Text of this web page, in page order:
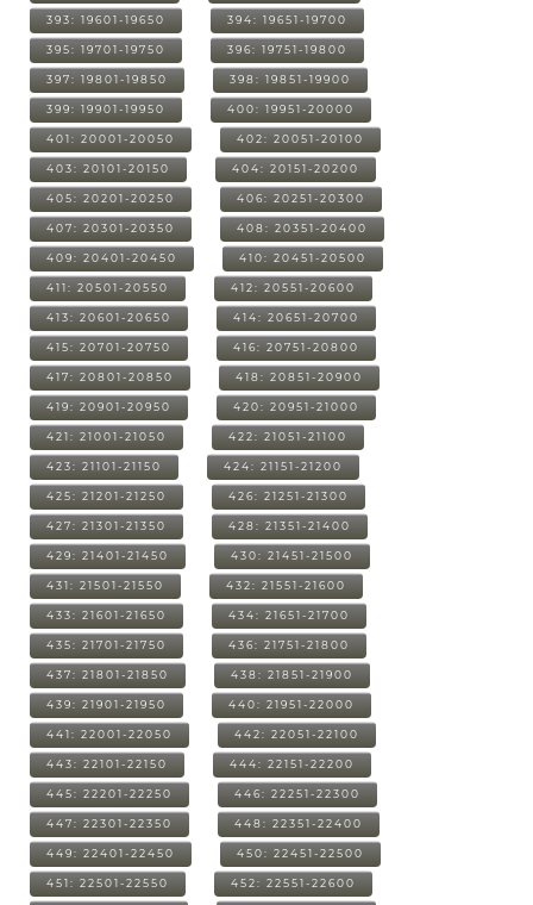
393: 19601-19650 394: 19651-19700
395: 19701-19750 396: 19751-19800
397: 19801-19850 398: 19851-19900
399: 19901-19950 400: 19951-20000
401: 20001-20050 402: 20051-20100
403: 20101-20150 404: 20151-20200
405: 20201-20250 406: 20251-20300
407: 20301-20350 408: 20351-20400
409: 20401-20450 410: 20451-20500
411: 20501-20550 412: 20551-20600
413: 20601-20650 414: 20651-20700
415: 20701-20750 416: 20751-20800
417: 20801-20850 418: 20851-20900
419: 20901-20950 420: 20951-21000
421: 21001-21050 422: 21051-21100
423: 21101-21150 424: 21151-21200
425: 21201-21250 426: 21251-21300
427: 21301-21350 428: 21351-21400
429: 21401-21450 430: 21451-21500
431: 21501-21550 432: 21551-21600
433: 21601-21650 434: 21651-21700
435: 21701-21750 436: 21751-21800
437: 21801-21850 438: 21851-21900
439: 21901-21950 440: 21951-22000
441: 22001-22050 442: 22051-22100
443: 22101-22150 444: 22151-22200
445: 22201-22250 446: 22251-22300
447: 22301-22350 448: 22351-22400
449: 22401-22450 450: 22451-22500
451: 22501-22550 452: 22551-22600